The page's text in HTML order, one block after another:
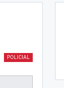
POLICIAL